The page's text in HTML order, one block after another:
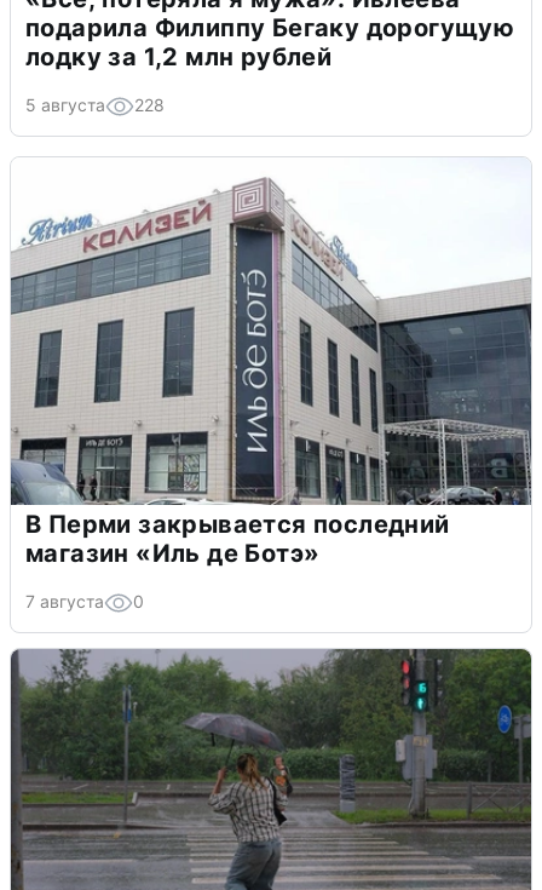
подарила Филиппу Бегаку дорогущую
лодку за 1,2 млн рублей
5 августа 228
В Перми закрывается последний
магазин «Иль де Ботэ»
7 августа 0